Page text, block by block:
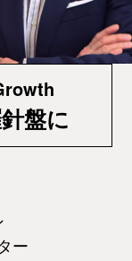
盤に
ー